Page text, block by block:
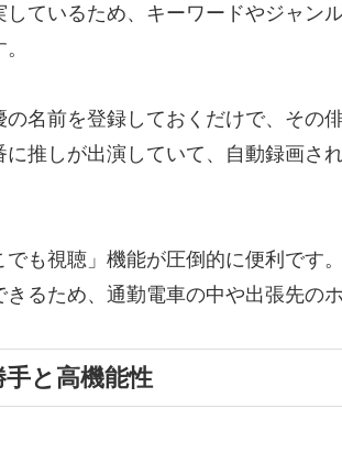
しているため、キーワードやジャン
名前を登録しておくだけで、その
に推しが出演していて、自動録画さ
でも視聴」機能が圧倒的に便利です
るため、通勤電車の中や出張先の
と高機能性